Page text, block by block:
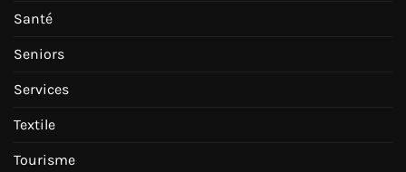
Santé
Seniors
Services
Textile
Tourisme